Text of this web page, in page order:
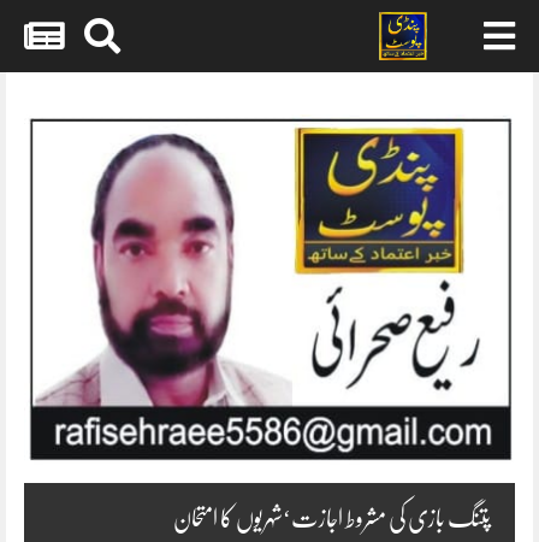
content
پتنگ بازی کی مشروط اجازت‘شہریوں کا امتحان